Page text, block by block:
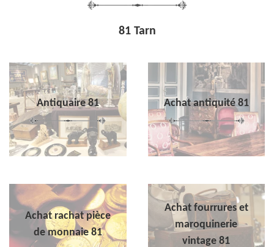
81 Tarn
Antiquaire 81 Achat antiquité 81
Achat rachat pièce
de monnaie 81
Achat fourrures et
maroquinerie
vintage 81